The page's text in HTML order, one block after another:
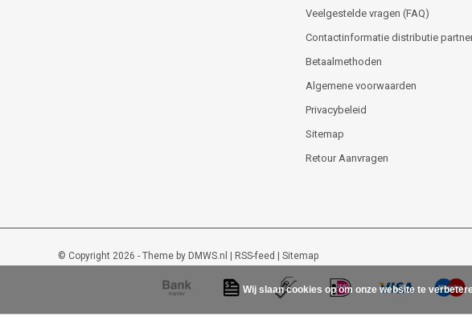
Veelgestelde vragen (FAQ)
Contactinformatie distributie
Betaalmethoden
Algemene voorwaarden
Privacybeleid
Sitemap
Retour Aanvragen
© Copyright 2026 - Theme by DMWS.nl | RSS-feed | Sitemap
Lockout-tagout-shop 9/10-48beoordelingen opKiyoh
Wij slaan cookies op om onze website te